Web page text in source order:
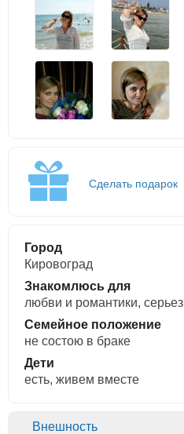
Сделать подарок
Город
Кировоград
Знакомлюсь для
любви и романтики,
Семейное положение
не состою в браке
Дети
есть, живем вместе
Внешность